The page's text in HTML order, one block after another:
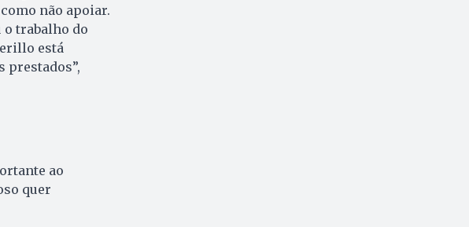
não apoiar.
o trabalho do
está
prestados”,
ao
quer